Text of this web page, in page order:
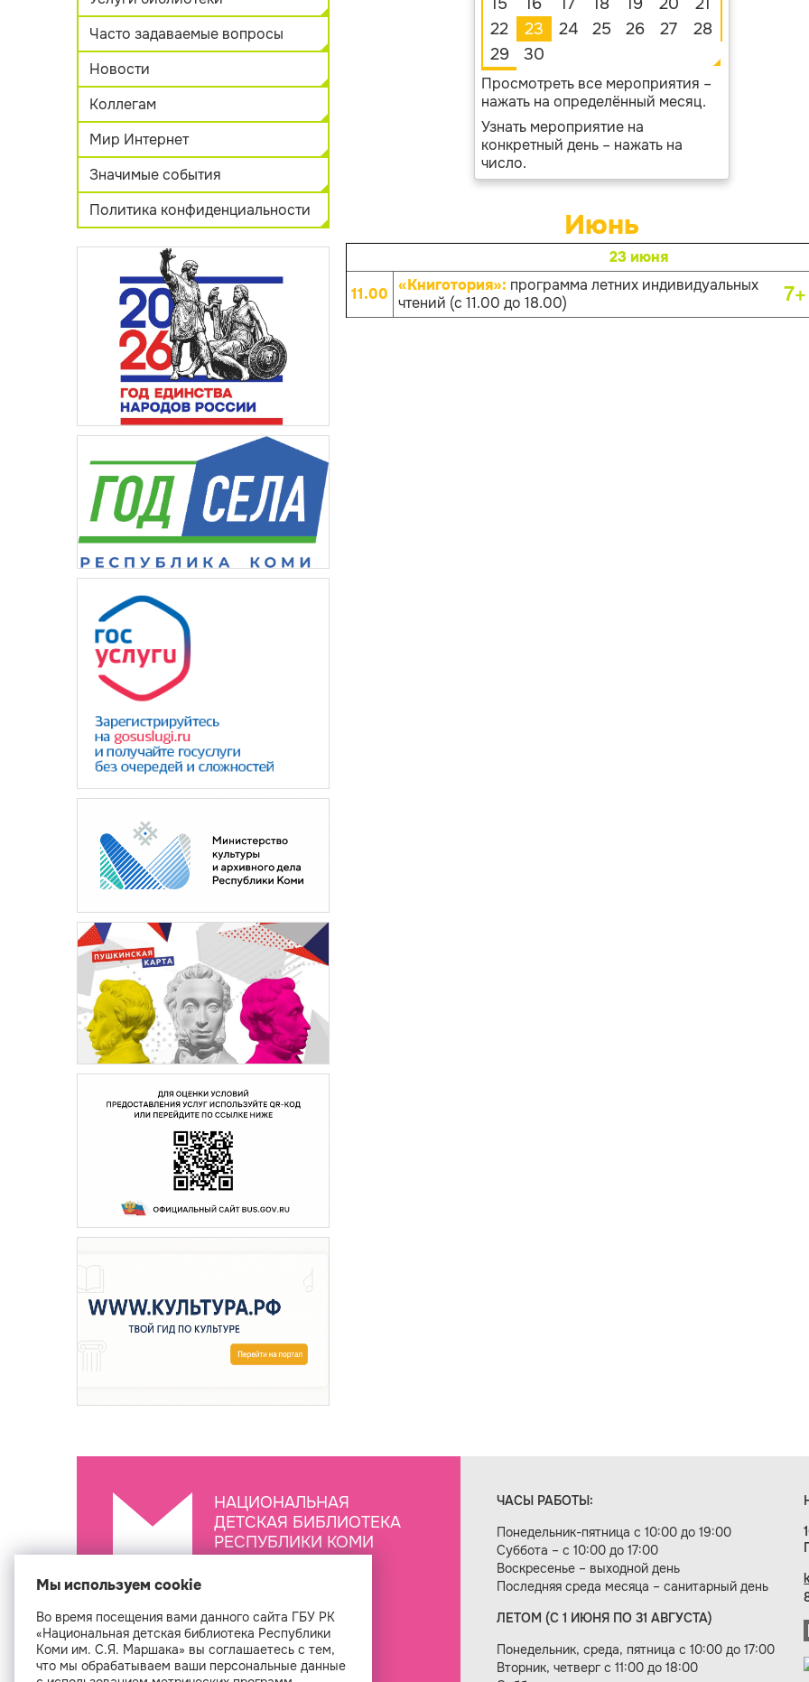
Часто задаваемые вопросы
Новости
Коллегам
Мир Интернет
Значимые события
Политика конфиденциальности
22
23 24 25 26 27
28
29
30
Просмотреть все мероприятия –
нажать на определённый месяц.
Узнать мероприятие на
конкретный день – нажать на
число.
Июнь
23 июня
11.00 «Книготория»: программа летних индивидуальных
чтений (с 11.00 до 18.00)
7+
НАЦИОНАЛЬНАЯ
ДЕТСКАЯ БИБЛИОТЕКА
РЕСПУБЛИКИ КОМИ
ЧАСЫ РАБОТЫ:
Понедельник-пятница с 10:00 до 19:00
Суббота – с 10:00 до 17:00
Воскресенье – выходной день
Последняя среда месяца – санитарный день
ЛЕТОМ (С 1 ИЮНЯ ПО 31 АВГУСТА)
Понедельник, среда, пятница с 10:00 до 17:00
Вторник, четверг с 11:00 до 18:00
Создание сайта — веб-студия «Цифровой век»
Мы используем cookie
Во время посещения вами данного сайта ГБУ РК
«Национальная детская библиотека Республики
Коми им. С.Я. Маршака» вы соглашаетесь с тем,
что мы обрабатываем ваши персональные данные